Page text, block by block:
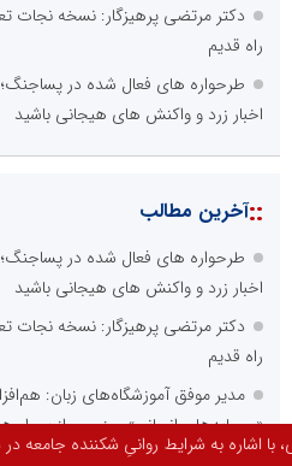
دکتر مرتضی پرهیزگار: نسخه نجات
راه قدیم
طرحواره های فعال شده در
اخبار زرد و واکنش های هیجانی باشید
::آخرین مطالب
طرحواره های فعال شده در
اخبار زرد و واکنش های هیجانی باشید
دکتر مرتضی پرهیزگار: نسخه نجات
راه قدیم
مدیر موفق آموزشگاه‌های زبان:
«سرمایه‌های انسانی» رمز عبور از
در دوران پساجنگ، هشدار داد که